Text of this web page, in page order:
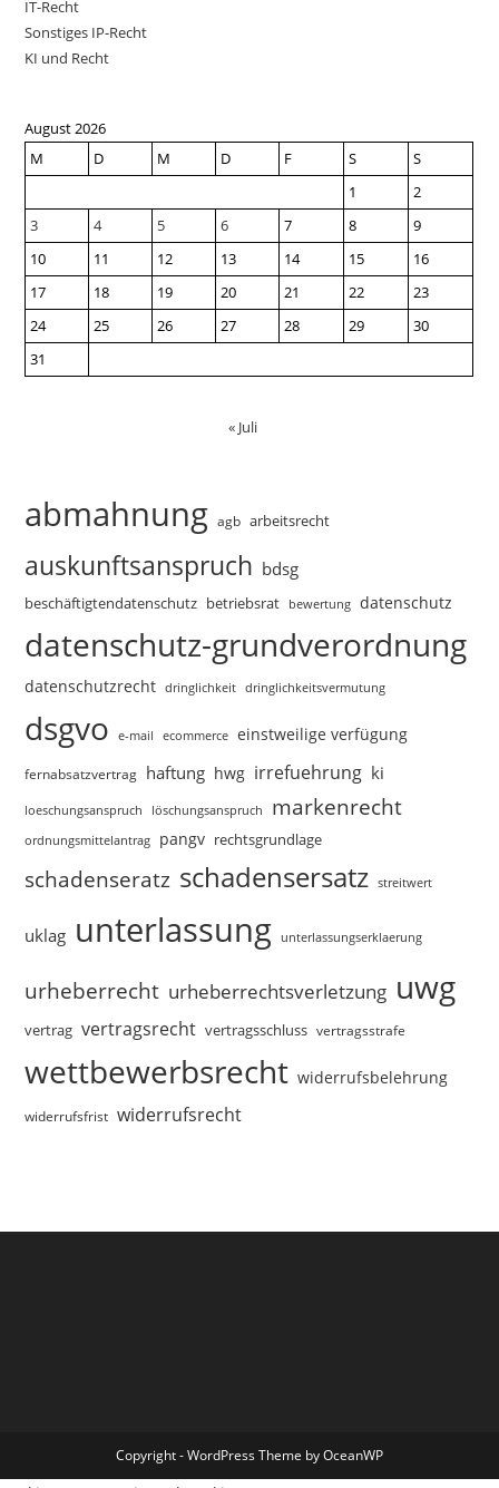
IT-Recht
Sonstiges IP-Recht
KI und Recht
August 2026
M
D M D F S
S
1
2
3
4 5 6 7 8
9
10
11 12 13 14 15
16
17
18 19 20 21 22
23
24
25 26 27 28 29
30
31
« Juli
abmahnung agb arbeitsrecht
auskunftsanspruch bdsg
beschäftigtendatenschutz betriebsrat bewertung datenschutz
datenschutz-grundverordnung
datenschutzrecht dringlichkeit dringlichkeitsvermutung
dsgvo e-mail ecommerce einstweilige verfügung
fernabsatzvertrag haftung hwg irrefuehrung ki
loeschungsanspruch löschungsanspruch markenrecht
ordnungsmittelantrag pangv rechtsgrundlage
schadenseratz schadensersatz streitwert
uklag unterlassung unterlassungserklaerung
urheberrecht urheberrechtsverletzung uwg
vertrag vertragsrecht vertragsschluss vertragsstrafe
wettbewerbsrecht widerrufsbelehrung
widerrufsfrist widerrufsrecht
Copyright - WordPress Theme by OceanWP